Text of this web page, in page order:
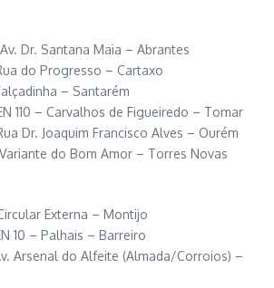
Dr. Santana Maia – Abrantes
do Progresso – Cartaxo
– Santarém
110 – Carvalhos de Figueiredo – Tomar
Dr. Joaquim Francisco Alves – Ourém
do Bom Amor – Torres Novas
Externa – Montijo
10 – Palhais – Barreiro
Arsenal do Alfeite (Almada/Corroios) –